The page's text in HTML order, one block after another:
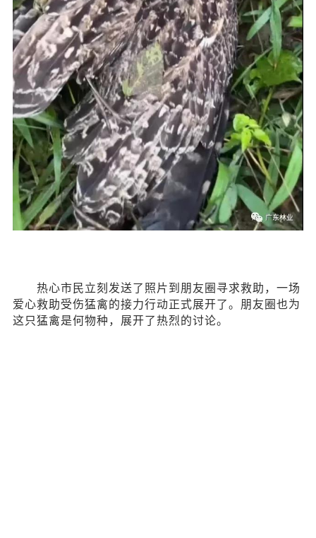
热心市民立刻发送了照片到朋友圈寻求救助，一场
爱心救助受伤猛禽的接力行动正式展开了。朋友圈也为
这只猛禽是何物种，展开了热烈的讨论。